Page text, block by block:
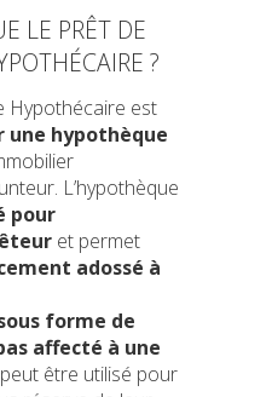
LE PRÊT DE
?
Hypothécaire est
hypothèque
L’hypothèque
pour
et permet
adossé à
forme de
affecté à une
être utilisé pour